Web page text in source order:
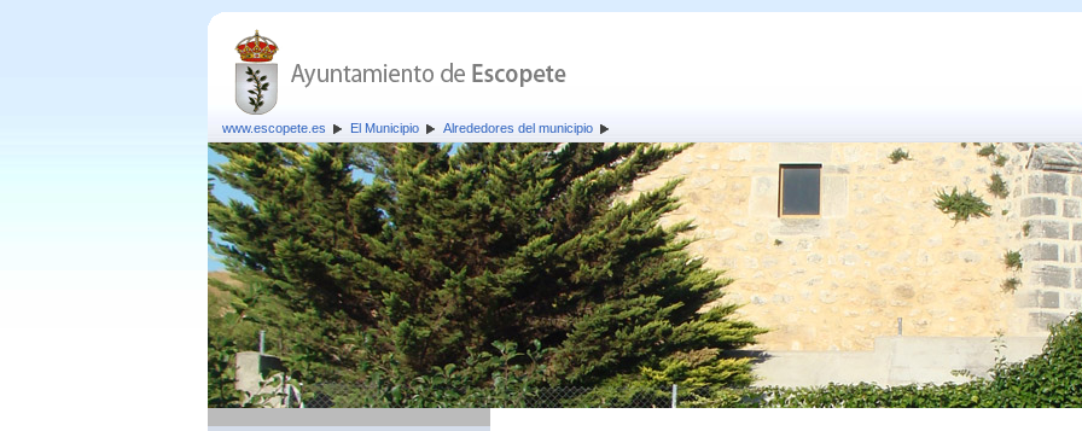
www.escopete.es El Municipio Alrededores del municipio